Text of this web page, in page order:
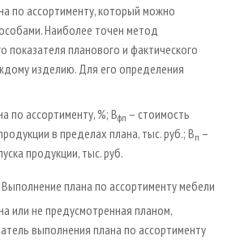
по ассортименту, который можно
Наиболее точен метод
показателя планового и фактического
изделию. Для его определения
по ассортименту, %; Вфп – стоимость
в пределах плана, тыс. руб.; Вп –
продукции, тыс. руб.
плана по ассортименту мебели
или не предусмотренная планом,
выполнения плана по ассортименту